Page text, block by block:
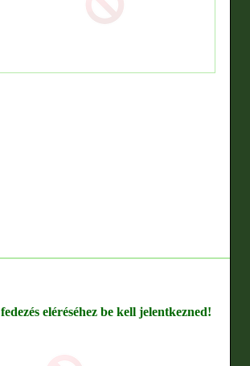
eléréséhez be kell jelentkezned!